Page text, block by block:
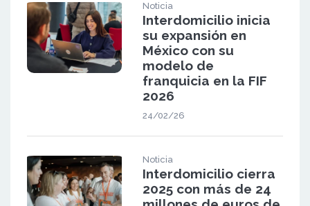
Noticia
Interdomicilio inicia
su expansión en
México con su
modelo de
franquicia en la FIF
2026
24/02/26
Noticia
Interdomicilio cierra
2025 con más de 24